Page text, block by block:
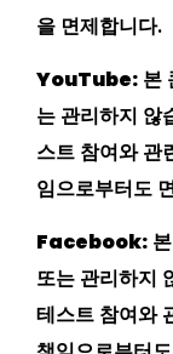
을 면제합니다.
YouTube: 본
는 관리하지 않
스트 참여와 관
임으로부터도
Facebook:
또는 관리하지
테스트 참여와